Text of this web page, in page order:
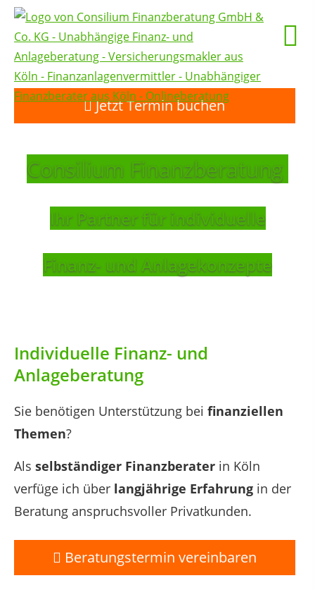
Jetzt Termin buchen
Consilium Finanzberatung
Ihr Partner für individuelle
Finanz- und Anlagekonzepte
Individuelle Finanz- und
Anlageberatung
Sie benötigen Unterstützung bei finanziellen
Themen?
Als selbständiger Finanzberater in Köln
verfüge ich über langjährige Erfahrung in der
Beratung anspruchsvoller Privatkunden.
Beratungstermin vereinbaren